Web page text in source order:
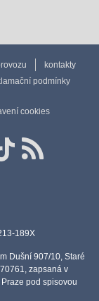
kontakty
podmínky
cookies
189X
Dušní 907/10, Staré
zapsaná v
pod spisovou